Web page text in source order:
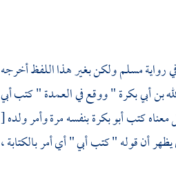
مسلمولكن بغير هذا اللفظ أخرجه
بن أبي بكرة" ووقع في العمدة " كتب أبي
معناه كتبأبو بكرةبنفسه مرة وأمر ولده[
أن قوله " كتب أبي " أي أمر بالكتابة ،